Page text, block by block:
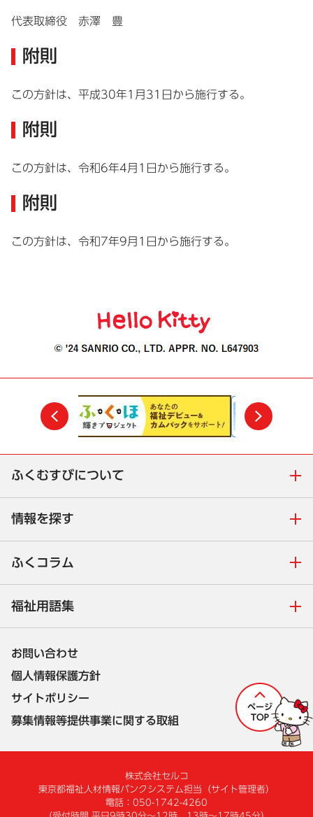
代表取締役 赤澤 豊
附則
この方針は、平成30年1月31日から施行する。
附則
この方針は、令和6年4月1日から施行する。
附則
この方針は、令和7年9月1日から施行する。
前
ふくむすびについて
情報を探す
ふくコラム
福祉用語集
お問い合わせ
個人情報保護方針
サイトポリシー
募集情報等提供事業に関する取組
株式会社セルコ
東京都福祉人材情報バンクシステム担当 （サイト管理者）
電話：050-1742-4260